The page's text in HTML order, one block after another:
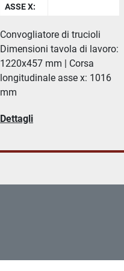
ASSE X:
Convogliatore di trucioli
Dimensioni tavola di lavoro:
1220x457 mm | Corsa
longitudinale asse x: 1016
mm
Dettagli